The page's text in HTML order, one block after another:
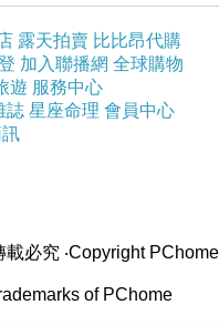
露天拍賣 比比昂代購
加入聯播網 全球購物
遊 服務中心
誌 星座命理 會員中心
載必究 ‧Copyright PChome
of PChome